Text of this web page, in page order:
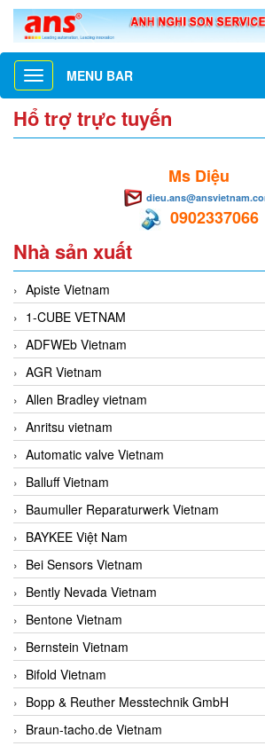
Toggle
navigation
MENU BAR
Hổ trợ trực tuyến
Ms Diệu
0902337066
Nhà sản xuất
Apiste Vietnam
1-CUBE VETNAM
ADFWEb Vietnam
AGR Vietnam
Allen Bradley vietnam
Anritsu vietnam
Automatic valve Vietnam
Balluff Vietnam
Baumuller Reparaturwerk Vietnam
BAYKEE Việt Nam
Bei Sensors Vietnam
Bently Nevada Vietnam
Bentone Vietnam
Bernstein Vietnam
Bifold Vietnam
Bopp & Reuther Messtechnik GmbH
Braun-tacho.de Vietnam